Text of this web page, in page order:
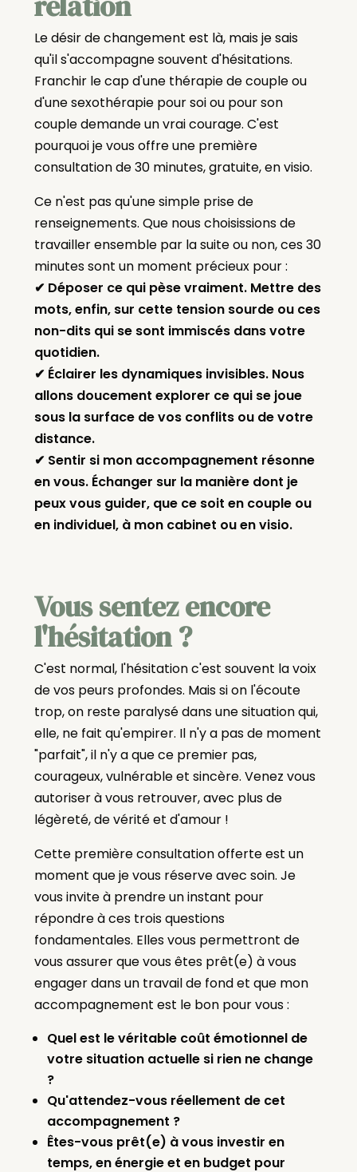
Le désir de changement est là, mais je sais
qu'il s'accompagne souvent d'hésitations.
Franchir le cap d'une thérapie de couple ou
d'une sexothérapie pour soi ou pour son
couple demande un vrai courage. C'est
pourquoi je vous offre une première
consultation de 30 minutes, gratuite, en visio.
Ce n'est pas qu'une simple prise de
renseignements. Que nous choisissions de
travailler ensemble par la suite ou non, ces 30
minutes sont un moment précieux pour :
✔ Déposer ce qui pèse vraiment. Mettre des
mots, enfin, sur cette tension sourde ou ces
non-dits qui se sont immiscés dans votre
quotidien.
✔ Éclairer les dynamiques invisibles. Nous
allons doucement explorer ce qui se joue
sous la surface de vos conflits ou de votre
distance.
✔ Sentir si mon accompagnement résonne
en vous. Échanger sur la manière dont je
peux vous guider, que ce soit en couple ou
en individuel, à mon cabinet ou en visio.
Vous sentez encore
l'hésitation ?
C'est normal, l'hésitation c'est souvent la voix
de vos peurs profondes. Mais si on l'écoute
trop, on reste paralysé dans une situation qui,
elle, ne fait qu'empirer. Il n'y a pas de moment
"parfait", il n'y a que ce premier pas,
courageux, vulnérable et sincère. Venez vous
autoriser à vous retrouver, avec plus de
légèreté, de vérité et d'amour !
Cette première consultation offerte est un
moment que je vous réserve avec soin. Je
vous invite à prendre un instant pour
répondre à ces trois questions
fondamentales. Elles vous permettront de
vous assurer que vous êtes prêt(e) à vous
engager dans un travail de fond et que mon
accompagnement est le bon pour vous :
Quel est le véritable coût émotionnel de
votre situation actuelle si rien ne change
?
Qu'attendez-vous réellement de cet
accompagnement ?
Êtes-vous prêt(e) à vous investir en
temps, en énergie et en budget pour